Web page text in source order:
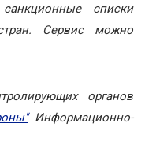
списки
Сервис можно
органов
Информационно-